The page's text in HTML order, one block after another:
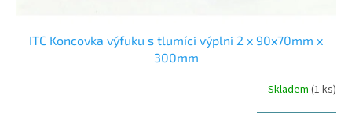
ITC Koncovka výfuku s tlumící výplní 2 x 90x70mm x
300mm
Skladem (1 ks)